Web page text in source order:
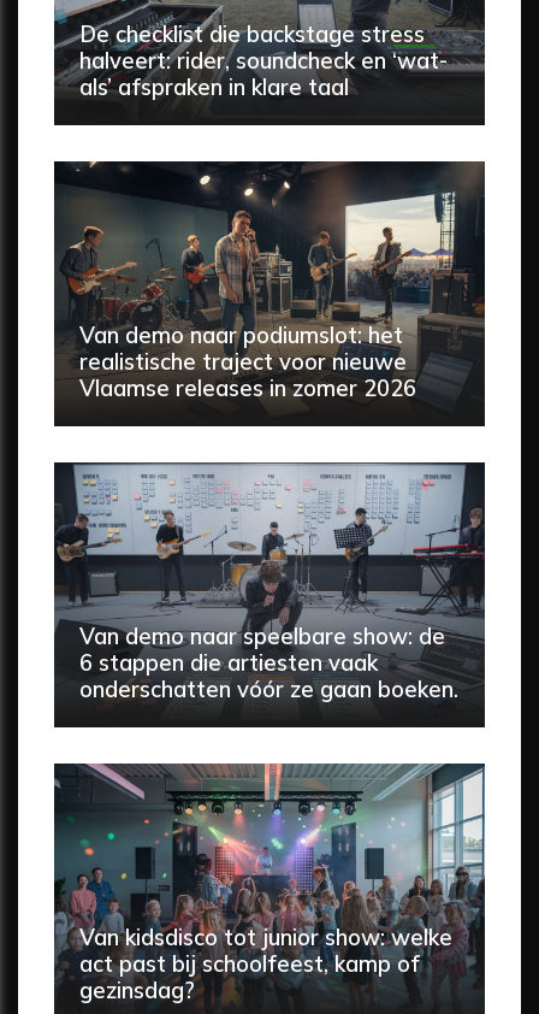
De checklist die backstage stress
halveert: rider, soundcheck en ‘wat-
als’ afspraken in klare taal
Van demo naar podiumslot: het
realistische traject voor nieuwe
Vlaamse releases in zomer 2026
Van demo naar speelbare show: de
6 stappen die artiesten vaak
onderschatten vóór ze gaan boeken.
Van kidsdisco tot junior show: welke
act past bij schoolfeest, kamp of
gezinsdag?